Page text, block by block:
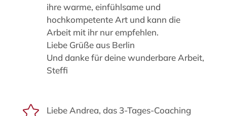
ihre warme, einfühlsame und
hochkompetente Art und kann die
Arbeit mit ihr nur empfehlen.
Liebe Grüße aus Berlin
Und danke für deine wunderbare Arbeit,
Steffi

Liebe Andrea, das 3-Tages-Coaching